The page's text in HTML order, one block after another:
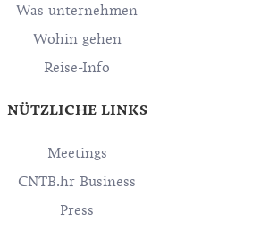
Was unternehmen
Wohin gehen
Reise-Info
NÜTZLICHE LINKS
Meetings
CNTB.hr Business
Press